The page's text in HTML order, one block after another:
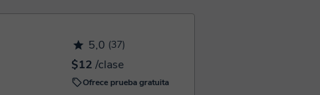
5,0 (37)
$12 /clase
Ofrece prueba gratuita